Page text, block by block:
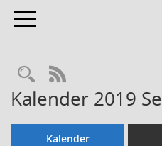
Toggle navigation
RSS-Feed
Kalender 2019
Kalender